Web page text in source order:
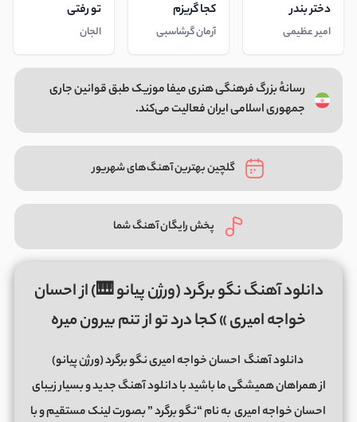
دختر بندر
امیر عظیمی
کجا گریزم
آرمان گرشاسبی
تو رفتی
الجان
رسانهٔ بزرگ فرهنگی هنری میفا موزیک طبق قوانین جاری
جمهوری اسلامی ایران فعالیت می‌کند.
گلچین بهترین آهنگ‌های شهریور
پخش رایگان آهنگ شما
دانلود آهنگ نگو برگرد (ورژن پیانو 🎹) از احسان
خواجه امیری » ﻛﺠﺎ درد ﺗﻮ از ﺗﻨﻢ ﺑﻴﺮون ﻣﻴﺮه
دانلود آهنگ احسان خواجه امیری نگو برگرد (ورژن پیانو)
از همراهان همیشگی ما باشید با دانلود آهنگ جدید و بسیار زیبای
احسان خواجه امیریبه نام “نگو برگرد ” بصورت لینک مستقیم و با